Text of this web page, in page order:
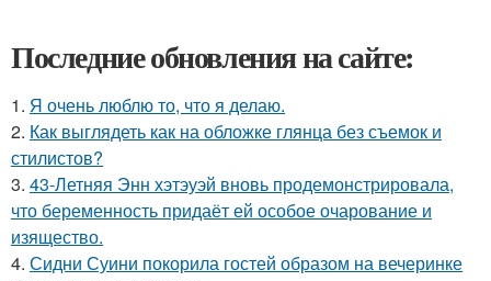
Последние обновления на сайте:
1. Я очень люблю то, что я делаю.
2. Как выглядеть как на обложке глянца без съемок и
стилистов?
3. 43-Летняя Энн хэтэуэй вновь продемонстрировала,
что беременность придаёт ей особое очарование и
изящество.
4. Сидни Суини покорила гостей образом на вечеринке